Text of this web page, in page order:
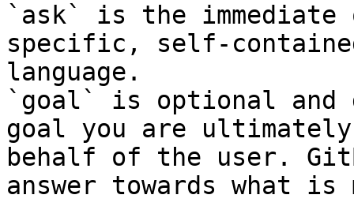
`ask` is the
specific, self-
language.
`goal` is optional and
goal you are
behalf of the user.
answer towards what